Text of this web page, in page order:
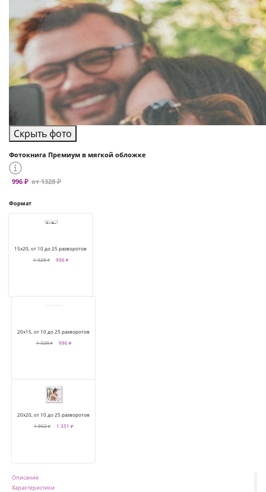
Скрыть фото
Фотокнига Премиум в мягкой обложке
996 ₽ от 1328 ₽
Формат
15х20, от 10 до 25 разворотов
1 328 ₽
996 ₽
20х15, от 10 до 25 разворотов
1 328 ₽
996 ₽
20х20, от 10 до 25 разворотов
1 802 ₽
1 351 ₽
Описание
Характеристики